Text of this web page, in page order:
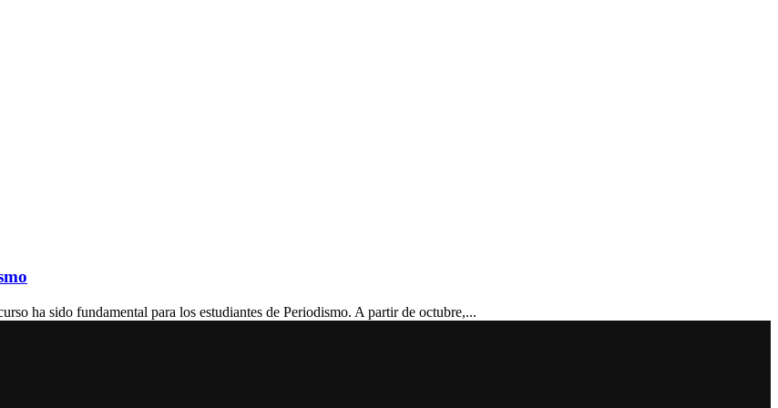
ha sido fundamental para los estudiantes de Periodismo. A partir de octubre,...